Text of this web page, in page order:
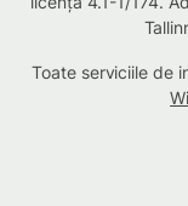
Toate serviciile de